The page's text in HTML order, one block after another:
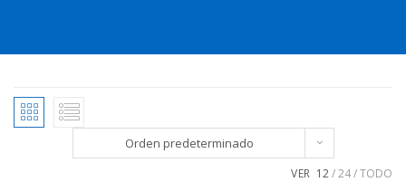
Orden predeterminado
VER 12 24 TODO